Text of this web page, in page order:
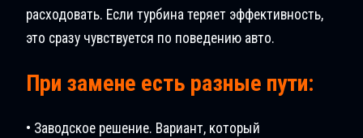
расходовать. Если турбина теряет эффективность,
это сразу чувствуется по поведению авто.
При замене есть разные пути:
• Заводское решение. Вариант, который